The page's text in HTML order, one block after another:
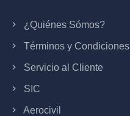
¿Quiénes Sómos?
Términos y Condiciones
Servicio al Cliente
SIC
Aerocivil